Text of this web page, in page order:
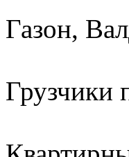
Газон,
Грузчики